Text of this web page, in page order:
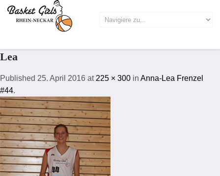
Lea
Published 25. April 2016 at 225 × 300 in Anna-Lea Frenzel
#44.